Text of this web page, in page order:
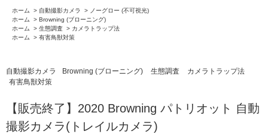
ホーム > 自動撮影カメラ > ノーグロー (不可視光)
ホーム
> Browning (ブローニング)
ホーム
> 生態調査 > カメラトラップ法
ホーム
> 有害鳥獣対策
自動撮影カメラ Browning (ブローニング) 生態調査
カメラトラップ法
有害鳥獣対策
【販売終了】2020 Browning パトリオット 自動
撮影カメラ(トレイルカメラ)